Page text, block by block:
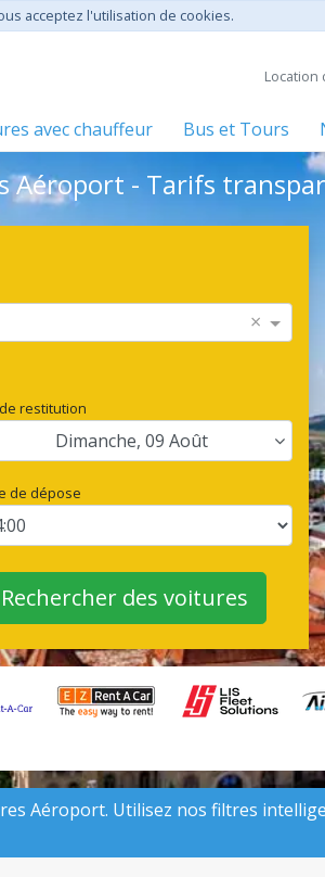
acceptez l'utilisation de cookies.
Location
avec chauffeur Bus et Tours
Aéroport - Tarifs
×
restitution
Dimanche, 09 Août
de dépose
Rechercher des voitures
Aéroport. Utilisez nos filtres